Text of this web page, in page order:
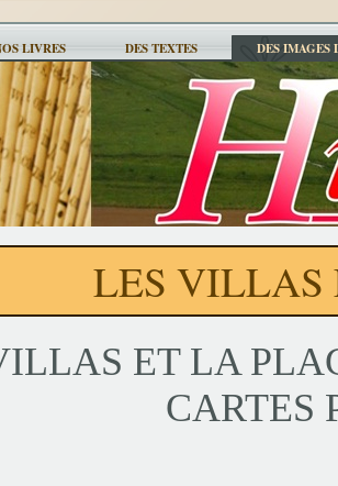
LIVRES DES TEXTES DES IMAGES
LES VILLAS
ET LA
CARTES